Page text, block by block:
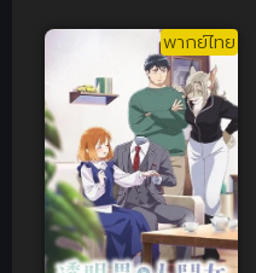
พากย์ไทย